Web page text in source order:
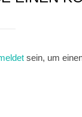
sein, um